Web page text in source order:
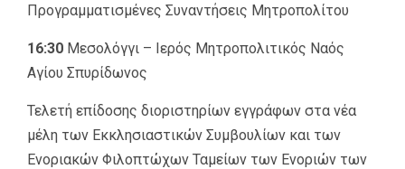
Προγραμματισμένες Συναντήσεις Μητροπολίτου
16:30 Μεσολόγγι – Ιερός Μητροπολιτικός Ναός
Αγίου Σπυρίδωνος
Τελετή επίδοσης διοριστηρίων εγγράφων στα νέα
μέλη των Εκκλησιαστικών Συμβουλίων και των
Ενοριακών Φιλοπτώχων Ταμείων των Ενοριών των